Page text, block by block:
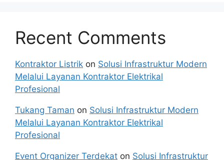
Recent Comments
Kontraktor Listrik on Solusi Infrastruktur Modern
Melalui Layanan Kontraktor Elektrikal
Profesional
Tukang Taman on Solusi Infrastruktur Modern
Melalui Layanan Kontraktor Elektrikal
Profesional
Event Organizer Terdekat on Solusi Infrastruktur